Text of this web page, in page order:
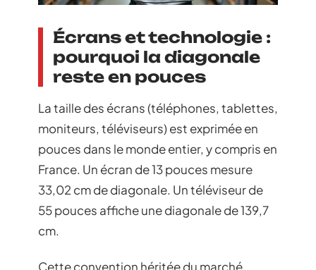
Écrans et technologie :
pourquoi la diagonale
reste en pouces
La taille des écrans (téléphones, tablettes,
moniteurs, téléviseurs) est exprimée en
pouces dans le monde entier, y compris en
France. Un écran de 13 pouces mesure
33,02 cm de diagonale. Un téléviseur de
55 pouces affiche une diagonale de 139,7
cm.
Cette convention héritée du marché